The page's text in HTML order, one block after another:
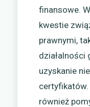
finansowe.
kwestie
prawnymi,
działalności
uzyskanie
również